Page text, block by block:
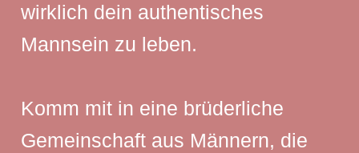
wirklich dein authentisches
Mannsein zu leben.
Komm mit in eine brüderliche
Gemeinschaft aus Männern, die